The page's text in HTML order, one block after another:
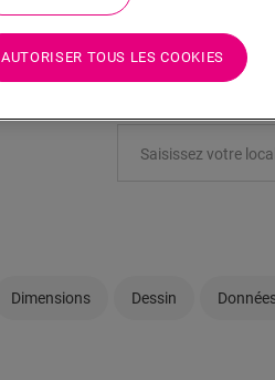
Commander un
Rendez visite à votre
Dimensions Dessin
AUTORISER TOUS LES COOKIES